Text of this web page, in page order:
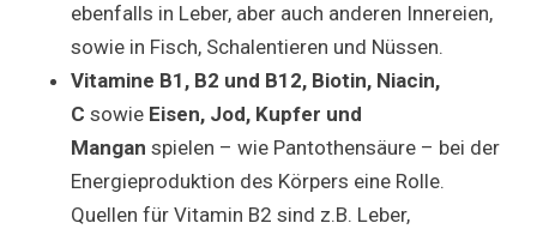
ebenfalls in Leber, aber auch anderen Innereien,
sowie in Fisch, Schalentieren und Nüssen.
Vitamine B1, B2 und B12, Biotin, Niacin,
C sowie Eisen, Jod, Kupfer und
Mangan spielen – wie Pantothensäure – bei der
Energieproduktion des Körpers eine Rolle.
Quellen für Vitamin B2 sind z.B. Leber,